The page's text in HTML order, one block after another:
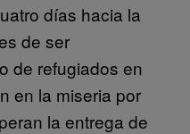
días hacia la
de ser
de refugiados en
en la miseria por
la entrega de